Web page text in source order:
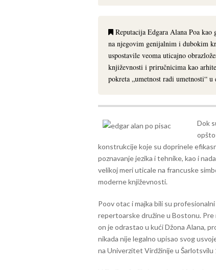
Reputacija Edgara Alana Poa
na njegovim genijalnim i dubokim
uspostavile veoma uticajno
književnosti i priručnicima kao
pokreta „umetnost radi umetnosti“
Dok
konstrukcije koje su doprinele
poznavanje jezika i tehnike, kao i
velikoj meri uticale na francuske
moderne književnosti.
Poov otac i majka bili su
repertoarske družine u Bostonu. Pre
on je odrastao u kući Džona Alana,
nikada nije legalno upisao svog
na Univerzitet Virdžinije u Šarlotsvilu